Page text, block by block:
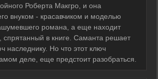
Роберта Макгро, и она
внуком - красавчиком и моделью
романа, а еще находит
спрятанный в книге. Саманта решает
наследнику. Но что этот ключ
деле, еще предстоит разобраться.